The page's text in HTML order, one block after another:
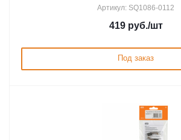
Артикул: SQ1086-0112
419руб./шт
Под заказ